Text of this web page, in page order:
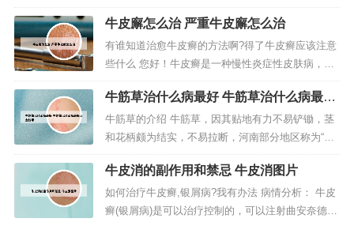
病皮损的增生及分化异...
重时可多处皮癣融合成大片的白皮。本文将深入探
讨头皮癣的成因和症状，以及如何进行治疗。2、皮
癣常见病症皮癣的常见病症有银屑病以及牛皮癣，
这一些疾病都会在我们的皮肤表面明显出现。3、病
情分析： 头皮癣是一种由皮屑...
牛皮廨怎么治 严重牛皮廨怎么治
有谁知道治愈牛皮癣的方法啊?得了牛皮癣应该注意
些什么 您好！牛皮癣是一种慢性炎症性皮肤病，患
者应注意饮食、生活有规律，尽量不吃辛、辣、酒
等发物的食品，以及动物内脏，同时注意补充维生
素类食物，如新鲜水果、蔬菜、谷类等。所以可以
通过外用的药物、口服的药物来达到治疗的目的。
但是没有所谓根治的治疗办法，因为...
牛筋草治什么病最好 牛筋草治什么病最好
八金钱草
牛筋草的介绍 牛筋草，因其贴地有力不易铲锄，茎
和花柄颇为结实，不易拉断，河南部分地区称为“老
驴拽”，山东方言叫钝刀驴。湖北方言内巴都（do
u），分布于全世界温带和热带地区。一年生草本植
物，主治清热、利湿。牛筋草：一年生草本植物，
叶片是线形平展。 马唐：秆直立生长或者是下部倾
牛皮消的副作用和禁忌 牛皮消图片
如何治疗牛皮癣,银屑病?我有办法 病情分析： 牛皮
癣(银屑病)是可以治疗控制的，可以注射曲安奈德，